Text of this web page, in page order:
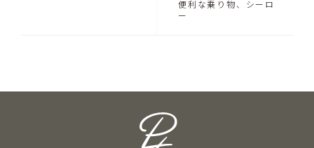
便利な乗り物、シーロ
ー